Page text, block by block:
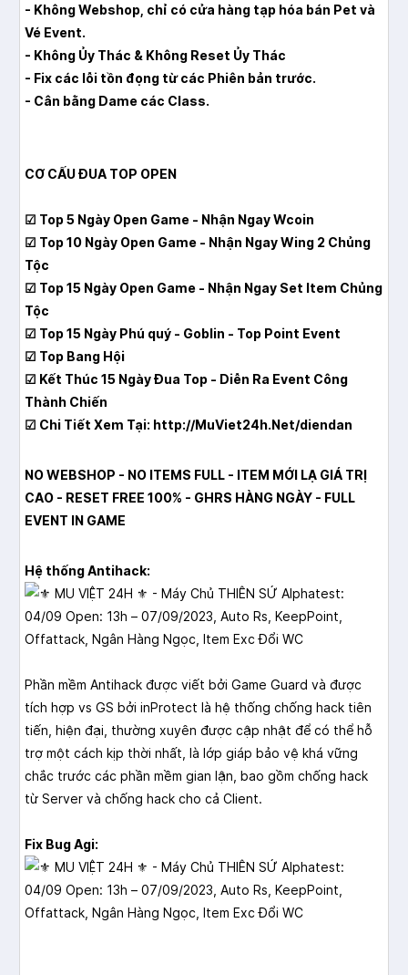
- Không Webshop, chỉ có cửa hàng tạp hóa bán Pet và
Vé Event.
- Không Ủy Thác & Không Reset Ủy Thác
- Fix các lỗi tồn đọng từ các Phiên bản trước.
- Cân bằng Dame các Class.
CƠ CẤU ĐUA TOP OPEN
☑ Top 5 Ngày Open Game - Nhận Ngay Wcoin
☑ Top 10 Ngày Open Game - Nhận Ngay Wing 2 Chủng
Tộc
☑ Top 15 Ngày Open Game - Nhận Ngay Set Item Chủng
Tộc
☑ Top 15 Ngày Phú quý - Goblin - Top Point Event
☑ Top Bang Hội
☑ Kết Thúc 15 Ngày Đua Top - Diễn Ra Event Công
Thành Chiến
☑ Chi Tiết Xem Tại: http://MuViet24h.Net/diendan
NO WEBSHOP - NO ITEMS FULL - ITEM MỚI LẠ GIÁ TRỊ
CAO - RESET FREE 100% - GHRS HÀNG NGÀY - FULL
EVENT IN GAME
Hệ thống Antihack:
Phần mềm Antihack được viết bởi Game Guard và được
tích hợp vs GS bởi inProtect là hệ thống chống hack tiên
tiến, hiện đại, thường xuyên được cập nhật để có thể hỗ
trợ một cách kịp thời nhất, là lớp giáp bảo vệ khá vững
chắc trước các phần mềm gian lận, bao gồm chống hack
từ Server và chống hack cho cả Client.
Fix Bug Agi: